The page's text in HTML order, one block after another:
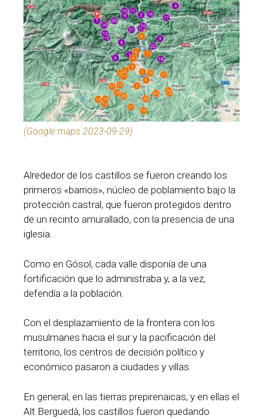
(Google maps 2023-09-29)
Alrededor de los castillos se fueron creando los
primeros «barrios», núcleo de poblamiento bajo la
protección castral, que fueron protegidos dentro
de un recinto amurallado, con la presencia de una
iglesia.
Como en Gósol, cada valle disponía de una
fortificación que lo administraba y, a la vez,
defendía a la población.
Con el desplazamiento de la frontera con los
musulmanes hacia el sur y la pacificación del
territorio, los centros de decisión político y
económico pasaron a ciudades y villas.
En general, en las tierras prepirenaicas, y en ellas el
Alt Berguedà, los castillos fueron quedando